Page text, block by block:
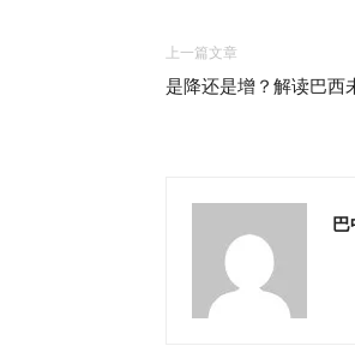
上一篇文章
是降还是增？解读巴西